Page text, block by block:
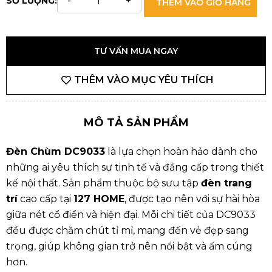
TƯ VẤN MUA NGAY
THÊM VÀO MỤC YÊU THÍCH
MÔ TẢ SẢN PHẨM
Đèn Chùm DC9033 là lựa chọn hoàn hảo dành cho
những ai yêu thích sự tinh tế và đẳng cấp trong thiết
kế nội thất. Sản phẩm thuộc bộ sưu tập đèn trang
trícao cấp tại 127 HOME, được tạo nên với sự hài hòa
giữa nét cổ điển và hiện đại. Mỗi chi tiết của DC9033
đều được chăm chút tỉ mỉ, mang đến vẻ đẹp sang
trọng, giúp không gian trở nên nổi bật và ấm cúng
hơn.